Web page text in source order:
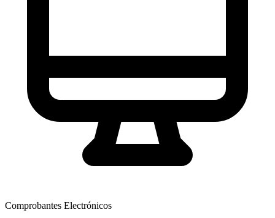
Comprobantes Electrónicos